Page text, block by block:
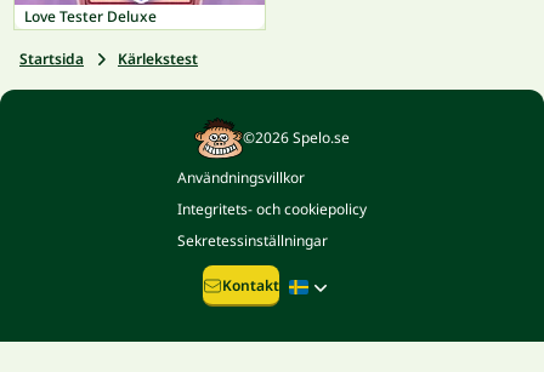
Love Tester Deluxe
Startsida Kärlekstest
©2026 Spelo.se
Användningsvillkor
Integritets- och cookiepolicy
Sekretessinställningar
Kontakt